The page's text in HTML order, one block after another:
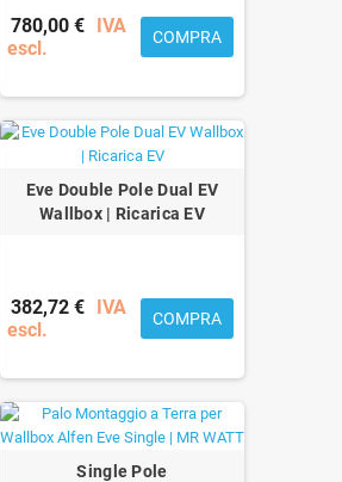
780,00 € IVA
escl.
COMPRA
Eve Double Pole Dual EV
Wallbox | Ricarica EV
382,72 € IVA
escl.
COMPRA
Single Pole